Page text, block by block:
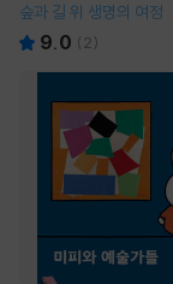
숲과 길 위 생명의 여정
9.0 ( 2)